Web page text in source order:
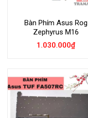
Bàn Phím Asus Rog
Zephyrus M16
1.030.000₫